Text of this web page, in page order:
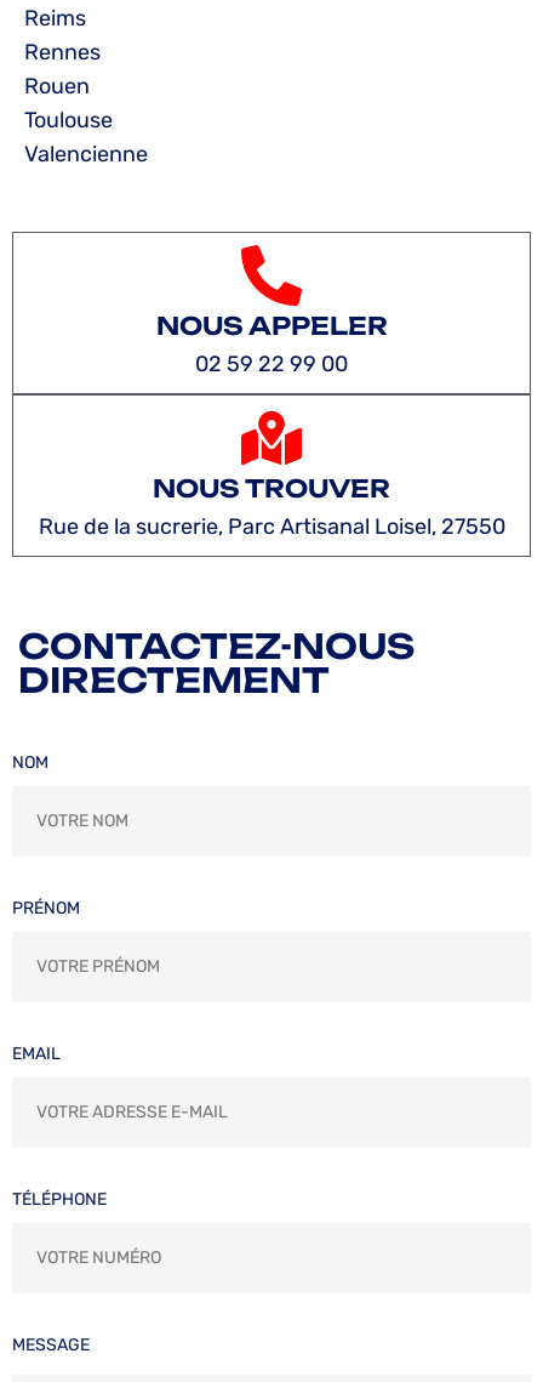
Reims
Rennes
Rouen
Toulouse
Valencienne
NOUS APPELER
02 59 22 99 00
NOUS TROUVER
Rue de la sucrerie, Parc Artisanal Loisel, 27550
CONTACTEZ-NOUS
DIRECTEMENT
NOM
PRÉNOM
EMAIL
TÉLÉPHONE
MESSAGE